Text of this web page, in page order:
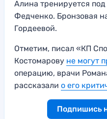
Алина тренируется
Федченко. Бронзовая
Гордеевой.
Отметим, писал «КП
Костомарову не могут
операцию, врачи
рассказали о его
Подпишись